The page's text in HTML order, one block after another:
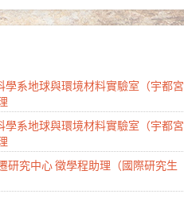
學系地球與環境材料實驗室（宇都宮
學系地球與環境材料實驗室（宇都宮
研究中心 徵學程助理（國際研究生